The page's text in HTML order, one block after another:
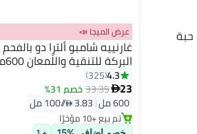
حبة عرض الميجا 📣
غارنييه شامبو ألترا دو
البركة للتنقية واللّمعان 600ملليلتر
4.3
325
23
33.35 خصم 31%
600 مل |
تم بيع +10 مؤخرًا
تم بيع +10 مؤخرًا